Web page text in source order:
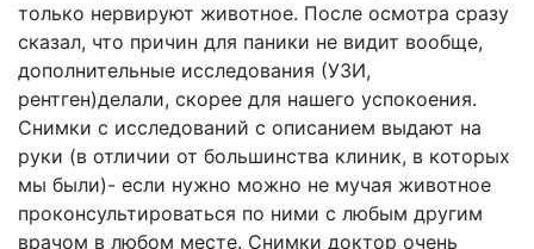
только нервируют животное. После осмотра сразу
сказал, что причин для паники не видит вообще,
дополнительные исследования (УЗИ,
рентген)делали, скорее для нашего успокоения.
Снимки с исследований с описанием выдают на
руки (в отличии от большинства клиник, в которых
мы были)- если нужно можно не мучая животное
проконсультироваться по ними с любым другим
врачом в любом месте. Снимки доктор очень